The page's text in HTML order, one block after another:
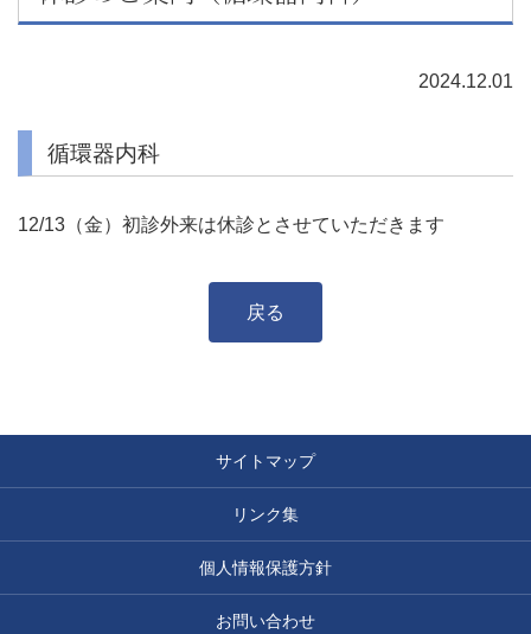
2024.12.01
循環器内科
12/13（金）初診外来は休診とさせていただきます
戻る
サイトマップ
リンク集
個人情報保護方針
お問い合わせ